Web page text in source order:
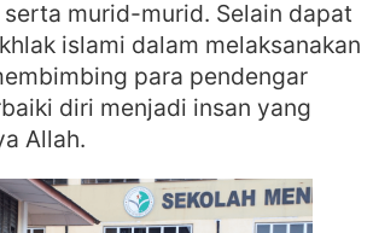
murid-murid. Selain dapat
islami dalam melaksanakan
para pendengar
diri menjadi insan yang
Allah.